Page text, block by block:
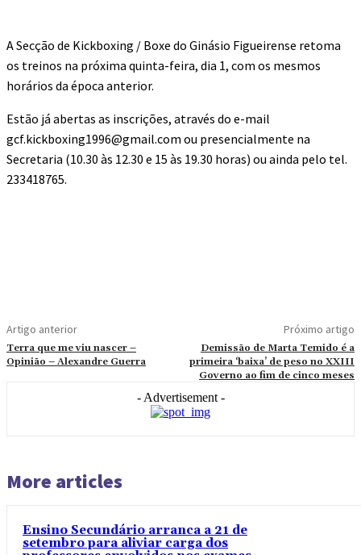
A Secção de Kickboxing / Boxe do Ginásio Figueirense retoma
os treinos na próxima quinta-feira, dia 1, com os mesmos
horários da época anterior.
Estão já abertas as inscrições, através do e-mail
gcf.kickboxing1996@gmail.com ou presencialmente na
Secretaria (10.30 às 12.30 e 15 às 19.30 horas) ou ainda pelo tel.
233418765.
Artigo anterior
Terra que me viu nascer –
Opinião – Alexandre Guerra
Próximo artigo
Demissão de Marta Temido é a
primeira ‘baixa’ de peso no XXIII
Governo ao fim de cinco meses
- Advertisement -
More articles
Ensino Secundário arranca a 21 de
setembro para aliviar carga dos